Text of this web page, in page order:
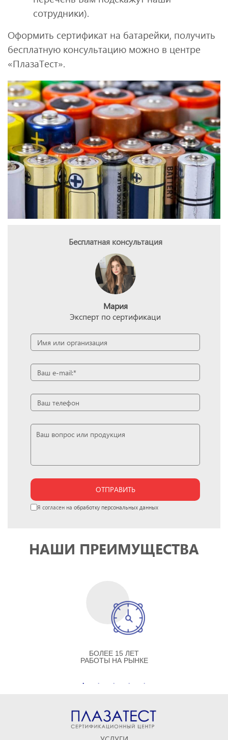
сотрудники).
Оформить сертификат на батарейки, получить
бесплатную консультацию можно в центре
«ПлазаТест».
Бесплатная консультация
Мария
Эксперт по сертификаци
ОТПРАВИТЬ
Я согласен на обработку персональных данных
НАШИ ПРЕИМУЩЕСТВА
БОЛЕЕ 15 ЛЕТ
РАБОТЫ НА РЫНКЕ